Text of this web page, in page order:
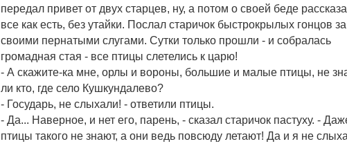
передал привет от двух старцев, ну, а потом о своей беде
все как есть, без утайки. Послал старичок быстрокрылых гонцов за
своими пернатыми слугами. Сутки только прошли - и собралась
громадная стая - все птицы слетелись к царю!
- А скажите-ка мне, орлы и вороны, большие и малые птицы, не
ли кто, где село Кушкундалево?
- Государь, не слыхали! - ответили птицы.
- Да... Наверное, и нет его, парень, - сказал старичок пастуху. -
птицы такого не знают, а они ведь повсюду летают! Да и я не